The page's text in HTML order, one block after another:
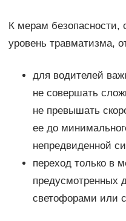
К мерам
уровень травматизма,
для водителей
не совершать
не превышать
ее до
непредвиденной
переход только в
предусмотренных
светофорами или